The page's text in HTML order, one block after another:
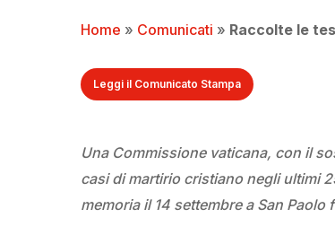
Home » Comunicati » Raccolte le
Leggi il Comunicato Stampa
Una Commissione vaticana, con il
casi di martirio cristiano negli ultimi
memoria il 14 settembre a San Paolo